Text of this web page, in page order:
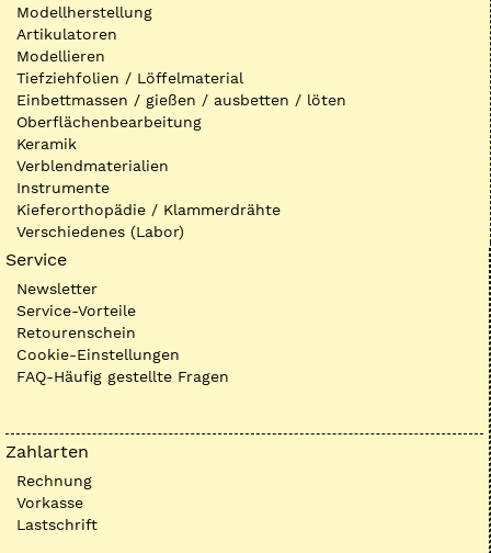
Modellherstellung
Artikulatoren
Modellieren
Tiefziehfolien / Löffelmaterial
Einbettmassen / gießen / ausbetten / löten
Oberflächenbearbeitung
Keramik
Verblendmaterialien
Instrumente
Kieferorthopädie / Klammerdrähte
Verschiedenes (Labor)
Service
Newsletter
Service-Vorteile
Retourenschein
Cookie-Einstellungen
FAQ-Häufig gestellte Fragen
Zahlarten
Rechnung
Vorkasse
Lastschrift